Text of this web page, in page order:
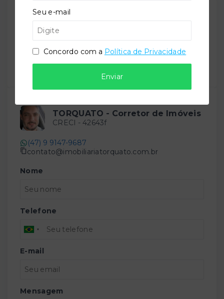
Leaflet
Gostou do imóvel?
Salve ele nos seus favoritos ou então compartilhe
TORQUATO - Corretor de Imóveis
CRECI - 42643f
(47) 9 9147-9687
contato@imobiliariatorquato.com.br
Nome
Telefone
E-mail
Mensagem
Seu e-mail
Concordo com a Política de Privacidade
Enviar